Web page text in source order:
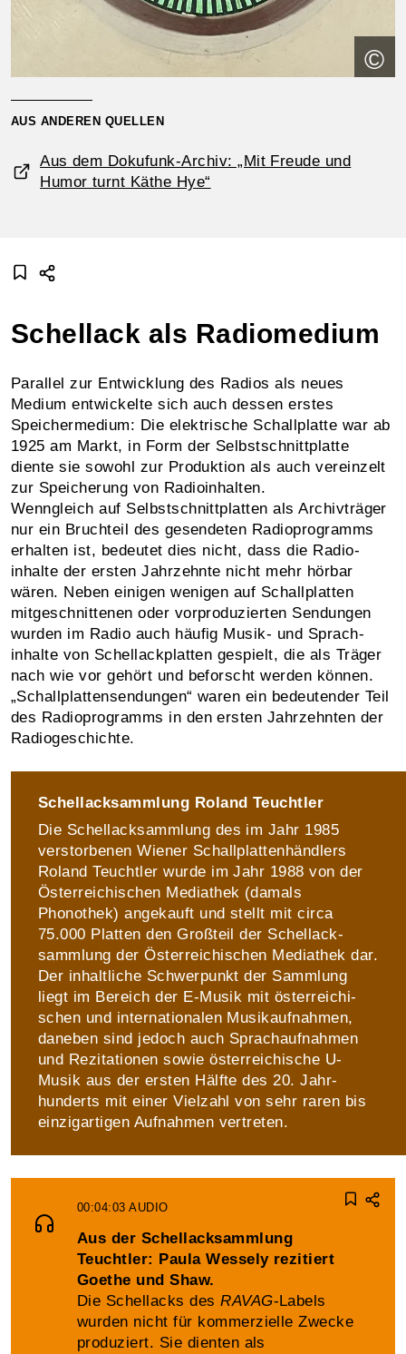
©
AUS ANDEREN QUELLEN
Aus dem Dokufunk-Archiv: „Mit Freude und
Humor turnt Käthe Hye“
Schellack als Radiomedium
Parallel zur Entwicklung des Radios als neues
Medium ent­wickelte sich auch dessen erstes
Speicher­medium: Die elek­trische Schall­platte war ab
1925 am Markt, in Form der Selbst­schnitt­platte
diente sie sowohl zur Produktion als auch vereinzelt
zur Speicherung von Radio­inhalten.
Wenngleich auf Selbstschnitt­platten als Archiv­träger
nur ein Bruch­teil des gesen­de­ten Radio­programms
erhalten ist, bedeutet dies nicht, dass die Radio­
inhalte der ersten Jahr­zehnte nicht mehr hörbar
wären. Ne­ben einigen wenigen auf Schall­platten
mitge­schnit­tenen oder vor­produ­zierten Sendungen
wurden im Radio auch häufig Musik- und Sprach­
inhalte von Schellack­platten gespielt, die als Träger
nach wie vor gehört und beforscht werden können.
„Schall­platten­sendungen“ waren ein bedeutender Teil
des Radio­programms in den ersten Jahr­zehnten der
Radio­geschichte.
Schellacksammlung Roland Teuchtler
Die Schellacksammlung des im Jahr 1985
verstorbe­nen Wiener Schall­platten­händlers
Roland Teuchtler wurde im Jahr 1988 von der
Öster­reichischen Media­thek (damals
Phonothek) ange­kauft und stellt mit circa
75.000 Platten den Großteil der Schellack­
sammlung der Österreichischen Media­thek dar.
Der inhaltliche Schwer­punkt der Samm­lung
liegt im Bereich der E-Musik mit österreichi­
schen und inter­nationalen Musik­auf­nahmen,
daneben sind jedoch auch Sprach­aufnahmen
und Rezitationen sowie österreichische U-
Musik aus der ersten Hälfte des 20. Jahr­
hunderts mit einer Viel­zahl von sehr raren bis
einzig­artigen Aufnahmen vertreten.
00:04:03AUDIO
Aus der Schellacksammlung
Teuchtler: Paula Wessely rezitiert
Goethe und Shaw.
Die Schellacks desRAVAG-Labels
wurden nicht für kommerzielle Zwecke
produziert. Sie dienten als